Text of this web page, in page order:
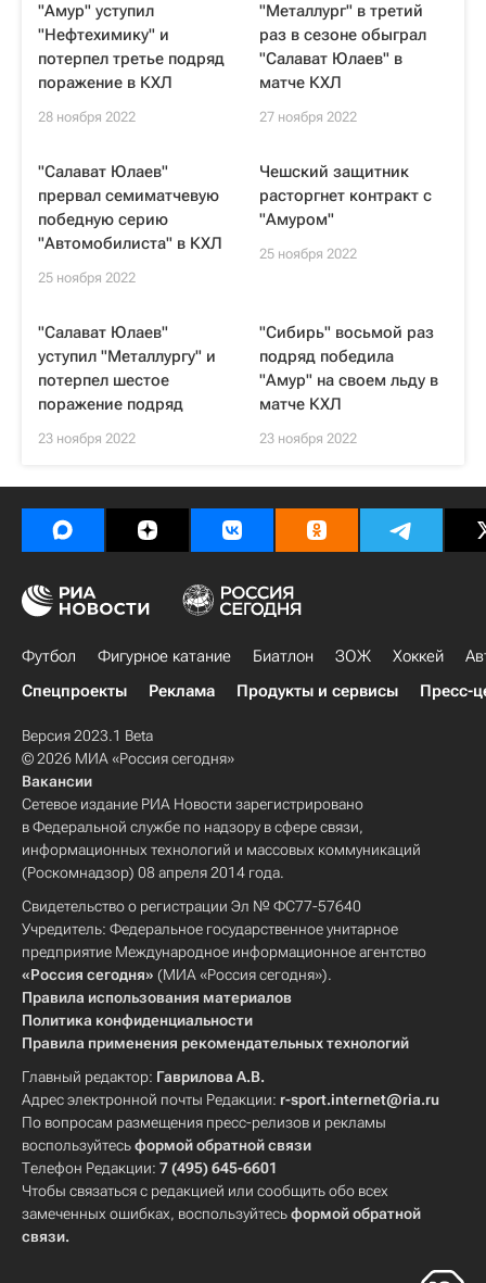
"Амур" уступил
"Нефтехимику" и
потерпел третье подряд
поражение в КХЛ
28 ноября 2022
"Металлург" в третий
раз в сезоне обыграл
"Салават Юлаев" в
матче КХЛ
27 ноября 2022
"Салават Юлаев"
прервал семиматчевую
победную серию
"Автомобилиста" в КХЛ
25 ноября 2022
Чешский защитник
расторгнет контракт с
"Амуром"
25 ноября 2022
"Салават Юлаев"
уступил "Металлургу" и
потерпел шестое
поражение подряд
23 ноября 2022
"Сибирь" восьмой раз
подряд победила
"Амур" на своем льду в
матче КХЛ
23 ноября 2022
Футбол Фигурное катание Биатлон ЗОЖ Хоккей
Спецпроекты
Реклама Продукты и сервисы Пресс-
Версия 2023.1 Beta
© 2026 МИА «Россия сегодня»
Вакансии
Сетевое издание РИА Новости зарегистрировано
в Федеральной службе по надзору в сфере связи,
информационных технологий и массовых коммуникаций
(Роскомнадзор) 08 апреля 2014 года.
Свидетельство о регистрации Эл № ФС77-57640
Учредитель: Федеральное государственное унитарное
предприятие Международное информационное агентство
«Россия сегодня» (МИА «Россия сегодня»).
Правила использования материалов
Политика конфиденциальности
Правила применения рекомендательных технологий
Главный редактор: Гаврилова А.В.
Адрес электронной почты Редакции: r-sport.internet@ria.ru
По вопросам размещения пресс-релизов и рекламы
воспользуйтесьформой обратной связи
Телефон Редакции: 7 (495) 645-6601
Чтобы связаться с редакцией или сообщить обо всех
замеченных ошибках, воспользуйтесьформой обратной
связи.